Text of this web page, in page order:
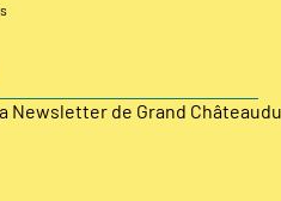
Newsletter de Grand